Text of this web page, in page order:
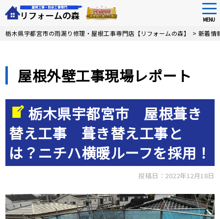
Skip
MENU
栃木県宇都宮市の雨漏り修理・屋根工事専門店【リフォームの森】 > 新着情
屋根外壁工事現場レポート
栃木県宇都宮市 屋根葺き
替え工事 葺き替え工事と
は？ニチハ横暖ルーフを採用！
投稿日：2022年12月18日